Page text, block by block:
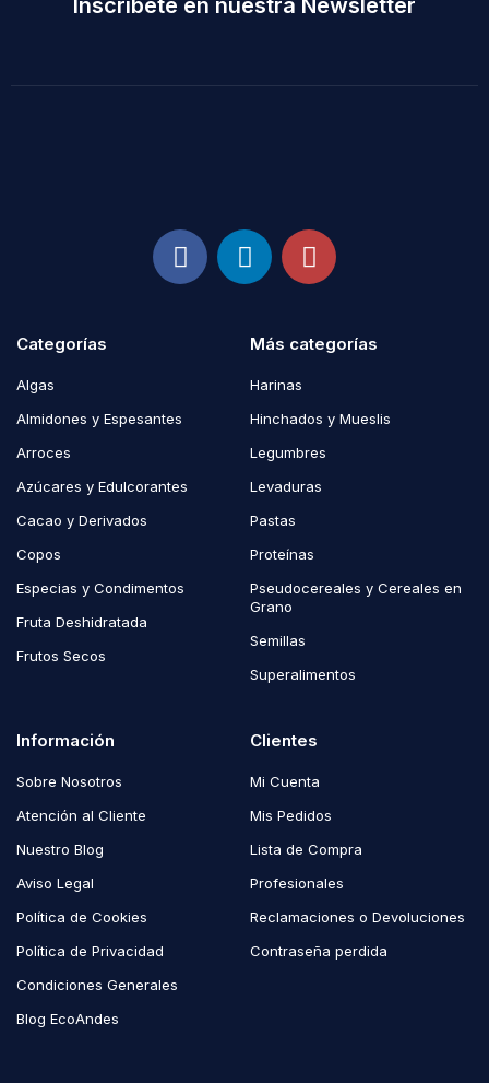
Inscríbete en nuestra Newsletter
Categorías
Algas
Almidones y Espesantes
Arroces
Azúcares y Edulcorantes
Cacao y Derivados
Copos
Especias y Condimentos
Fruta Deshidratada
Frutos Secos
Más categorías
Harinas
Hinchados y Mueslis
Legumbres
Levaduras
Pastas
Proteínas
Pseudocereales y Cereales en
Grano
Semillas
Superalimentos
Información
Sobre Nosotros
Atención al Cliente
Nuestro Blog
Aviso Legal
Política de Cookies
Política de Privacidad
Condiciones Generales
Blog EcoAndes
Clientes
Mi Cuenta
Mis Pedidos
Lista de Compra
Profesionales
Reclamaciones o Devoluciones
Contraseña perdida